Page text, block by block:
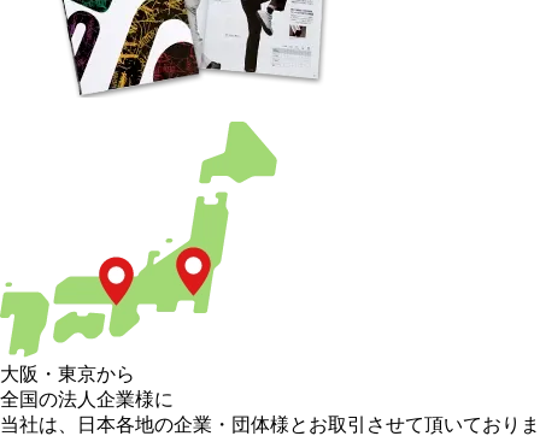
大阪 ・ 東京から
全国の法人企業様に
当社は、日本各地の企業・団体様とお取引させて頂いておりま